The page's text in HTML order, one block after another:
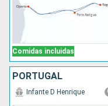
Comidas incluidas
PORTUGAL
Infante D Henrique